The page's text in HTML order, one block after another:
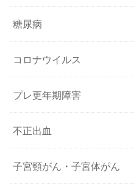
糖尿病
コロナウイルス
プレ更年期障害
不正出血
子宮頸がん・子宮体がん